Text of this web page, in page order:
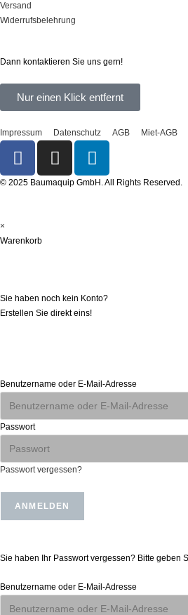
Versand
Widerrufsbelehrung
Dann kontaktieren Sie uns gern!
Nur einen Klick entfernt
Impressum Datenschutz AGB Miet-AGB
© 2025 Baumaquip GmbH. All Rights Reserved.
×
Warenkorb
Sie haben noch kein Konto?
Erstellen Sie direkt eins!
Benutzername oder E-Mail-Adresse
Passwort
Passwort vergessen?
Sie haben Ihr Passwort vergessen? Bitte geben
Benutzername oder E-Mail-Adresse